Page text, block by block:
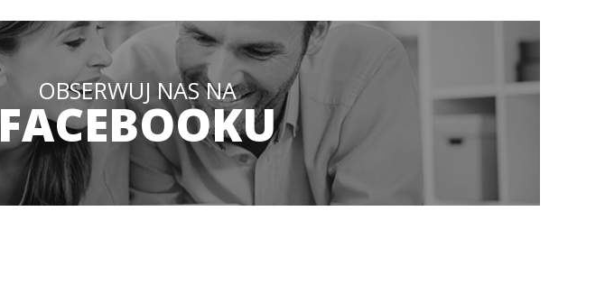
OBSERWUJ NAS NA
FACEBOOKU